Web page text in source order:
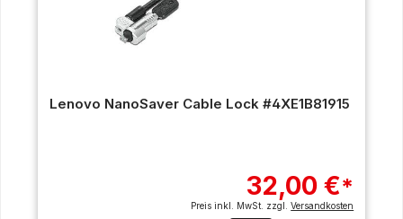
Lenovo NanoSaver Cable Lock #4XE1B81915
32,00 €*
Preis inkl. MwSt. zzgl.Versandkosten